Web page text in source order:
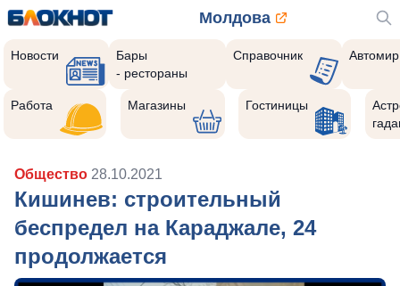
Молдова
Новости
Бары
- рестораны
Справочник Автомир
Работа Магазины Гостиницы
Общество 28.10.2021
Кишинев: строительный
беспредел на Караджале, 24
продолжается